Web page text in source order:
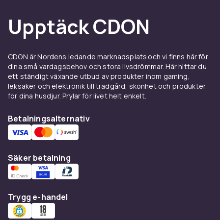
Upptäck CDON
CDON är Nordens ledande marknadsplats och vi finns här för
dina små vardagsbehov och stora livsdrömmar. Här hittar du
ett ständigt växande utbud av produkter inom gaming,
leksaker och elektronik till trädgård, skönhet och produkter
för dina husdjur. Prylar för livet helt enkelt.
Betalningsalternativ
Säker betalning
Trygg e-handel